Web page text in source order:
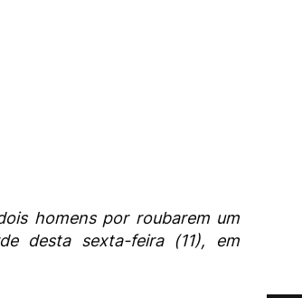
homens por roubarem um
desta sexta-feira (11), em